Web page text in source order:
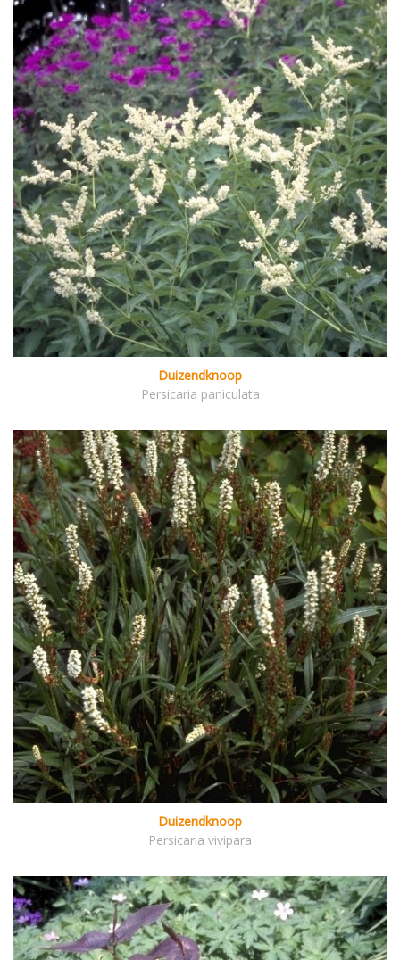
Duizendknoop
Persicaria paniculata
Duizendknoop
Persicaria vivipara